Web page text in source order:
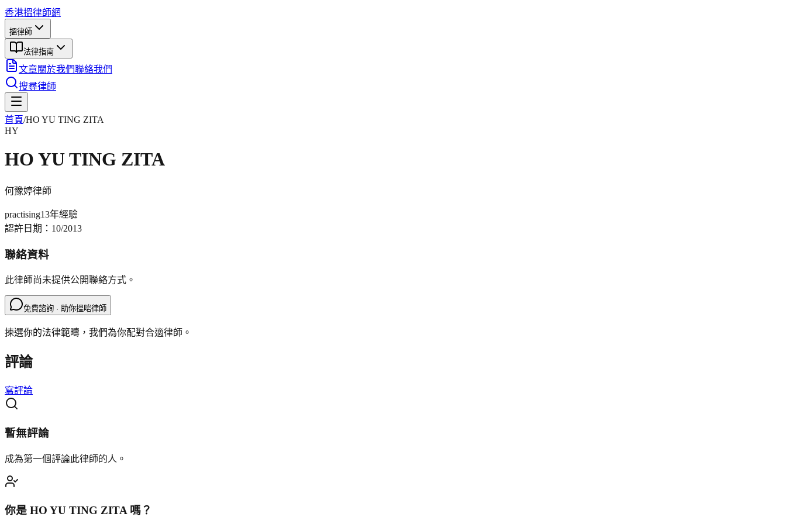
香港搵律師網
搵律師
法律指南
文章關於我們聯絡我們
搜尋律師
首頁/HO YU TING ZITA
HY
HO YU TING ZITA
何豫婷律師
practising13年經驗
認許日期： 10/2013
聯絡資料
此律師尚未提供公開聯絡方式。
免費諮詢 · 助你搵啱律師
揀選你的法律範疇，我們為你配對合適律師。
評論
寫評論
暫無評論
成為第一個評論此律師的人。
你是 HO YU TING ZITA嗎？